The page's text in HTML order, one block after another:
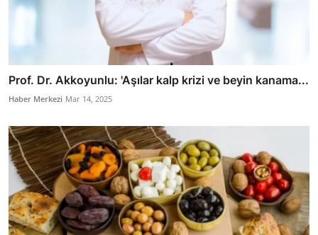
Prof. Dr. Akkoyunlu: 'Aşılar kalp krizi ve beyin kanama...
Haber Merkezi Mar 14, 2025